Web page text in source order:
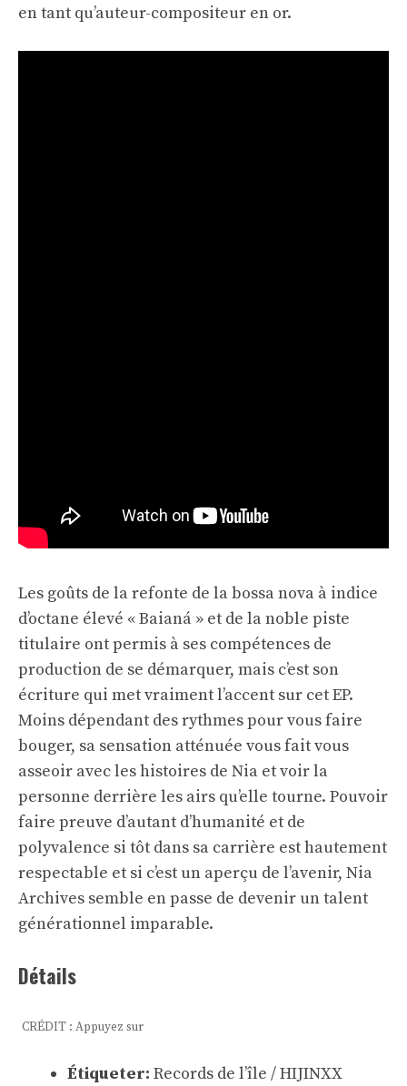
en tant qu’auteur-compositeur en or.
Les goûts de la refonte de la bossa nova à indice
d’octane élevé « Baianá » et de la noble piste
titulaire ont permis à ses compétences de
production de se démarquer, mais c’est son
écriture qui met vraiment l’accent sur cet EP.
Moins dépendant des rythmes pour vous faire
bouger, sa sensation atténuée vous fait vous
asseoir avec les histoires de Nia et voir la
personne derrière les airs qu’elle tourne. Pouvoir
faire preuve d’autant d’humanité et de
polyvalence si tôt dans sa carrière est hautement
respectable et si c’est un aperçu de l’avenir, Nia
Archives semble en passe de devenir un talent
générationnel imparable.
Détails
CRÉDIT : Appuyez sur
Étiqueter: Records de l’île / HIJINXX